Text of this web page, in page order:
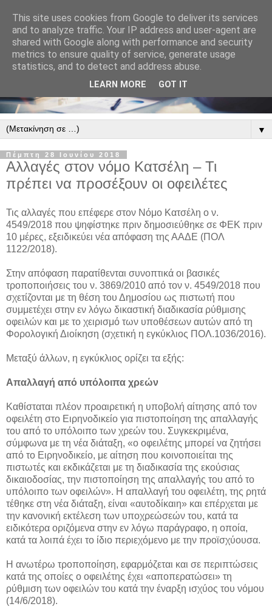
▼
Πέμπτη 28 Ιουνίου 2018
Αλλαγές στον νόμο Κατσέλη – Τι
πρέπει να προσέξουν οι οφειλέτες
Τις αλλαγές που επέφερε στον Νόμο Κατσέλη ο ν.
4549/2018 που ψηφίστηκε πριν δημοσιεύθηκε σε ΦΕΚ πριν
10 μέρες, εξειδικεύει νέα απόφαση της ΑΑΔΕ (ΠΟΛ
1122/2018).
Στην απόφαση παρατίθενται συνοπτικά οι βασικές
τροποποιήσεις του ν. 3869/2010 από τον ν. 4549/2018 που
σχετίζονται με τη θέση του Δημοσίου ως πιστωτή που
συμμετέχει στην εν λόγω δικαστική διαδικασία ρύθμισης
οφειλών και με το χειρισμό των υποθέσεων αυτών από τη
Φορολογική Διοίκηση (σχετική η εγκύκλιος ΠΟΛ.1036/2016).
Μεταξύ άλλων, η εγκύκλιος ορίζει τα εξής:
Απαλλαγή από υπόλοιπα χρεών
Καθίσταται πλέον προαιρετική η υποβολή αίτησης από τον
οφειλέτη στο Ειρηνοδικείο για πιστοποίηση της απαλλαγής
του από το υπόλοιπο των χρεών του. Συγκεκριμένα,
σύμφωνα με τη νέα διάταξη, «ο οφειλέτης μπορεί να ζητήσει
από το Ειρηνοδικείο, με αίτηση που κοινοποιείται της
πιστωτές και εκδικάζεται με τη διαδικασία της εκούσιας
δικαιοδοσίας, την πιστοποίηση της απαλλαγής του από το
υπόλοιπο των οφειλών». Η απαλλαγή του οφειλέτη, της ρητά
τέθηκε στη νέα διάταξη, είναι «αυτοδίκαιη» και επέρχεται με
την κανονική εκτέλεση των υποχρεώσεών του, κατά τα
ειδικότερα οριζόμενα στην εν λόγω παράγραφο, η οποία,
κατά τα λοιπά έχει το ίδιο περιεχόμενο με την προϊσχύουσα.
Η ανωτέρω τροποποίηση, εφαρμόζεται και σε περιπτώσεις
κατά της οποίες ο οφειλέτης έχει «αποπερατώσει» τη
ρύθμιση των οφειλών του κατά την έναρξη ισχύος του νόμου
(14/6/2018).
This site uses cookies from Google to deliver its services
and to analyze traffic. Your IP address and user-agent are
shared with Google along with performance and security
metrics to ensure quality of service, generate usage
statistics, and to detect and address abuse.
LEARN MORE GOT IT